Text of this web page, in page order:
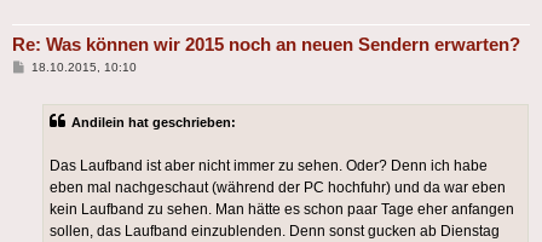
Re: Was können wir 2015 noch an neuen Sendern erwarten?
Beitrag
18.10.2015, 10:10
Andilein hat geschrieben:
Das Laufband ist aber nicht immer zu sehen. Oder? Denn ich habe
eben mal nachgeschaut (während der PC hochfuhr) und da war eben
kein Laufband zu sehen. Man hätte es schon paar Tage eher anfangen
sollen, das Laufband einzublenden. Denn sonst gucken ab Dienstag